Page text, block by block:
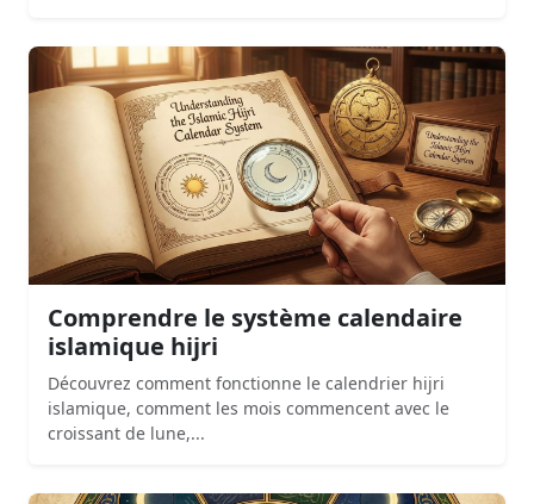
Comprendre le système calendaire
islamique hijri
Découvrez comment fonctionne le calendrier hijri
islamique, comment les mois commencent avec le
croissant de lune,...